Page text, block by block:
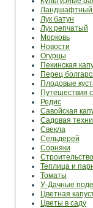
Ландшафтный
Лук батун
Лук репчатый
Морковь
Новости
Огурцы
Пекинская
Перец
Плодовые
Путешествия
Редис
Савойская
Садовая
Свекла
Сельдерей
Сорняки
Теплица и
Томаты
У-Дачные
Цветная
Цветы в саду